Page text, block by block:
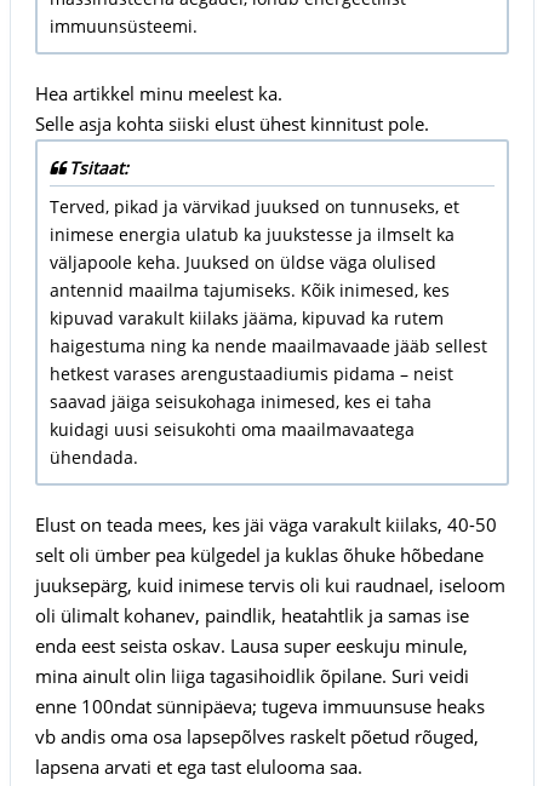
immuunsüsteemi.
Hea artikkel minu meelest ka.
Selle asja kohta siiski elust ühest kinnitust pole.
Tsitaat:
Terved, pikad ja värvikad juuksed on tunnuseks, et
inimese energia ulatub ka juukstesse ja ilmselt ka
väljapoole keha. Juuksed on üldse väga olulised
antennid maailma tajumiseks. Kõik inimesed, kes
kipuvad varakult kiilaks jääma, kipuvad ka rutem
haigestuma ning ka nende maailmavaade jääb sellest
hetkest varases arengustaadiumis pidama – neist
saavad jäiga seisukohaga inimesed, kes ei taha
kuidagi uusi seisukohti oma maailmavaatega
ühendada.
Elust on teada mees, kes jäi väga varakult kiilaks, 40-50
selt oli ümber pea külgedel ja kuklas õhuke hõbedane
juuksepärg, kuid inimese tervis oli kui raudnael, iseloom
oli ülimalt kohanev, paindlik, heatahtlik ja samas ise
enda eest seista oskav. Lausa super eeskuju minule,
mina ainult olin liiga tagasihoidlik õpilane. Suri veidi
enne 100ndat sünnipäeva; tugeva immuunsuse heaks
vb andis oma osa lapsepõlves raskelt põetud rõuged,
lapsena arvati et ega tast elulooma saa.